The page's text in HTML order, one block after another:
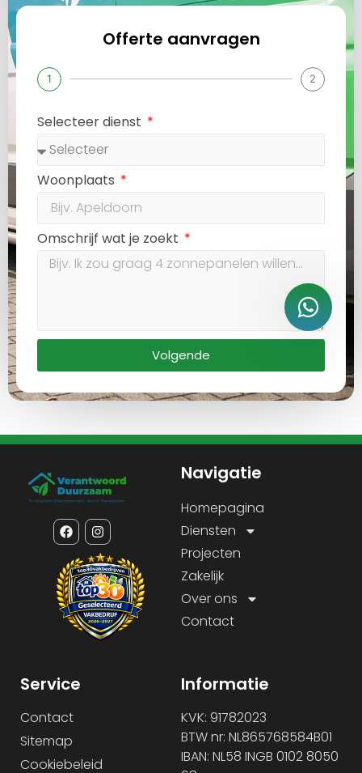
Offerte aanvragen
1 2
Selecteer dienst
Woonplaats
Omschrijf wat je zoekt
Volgende
Navigatie
Homepagina
Diensten
Projecten
Zakelijk
Over ons
Contact
Service
Contact
Sitemap
Cookiebeleid
Informatie
KVK: 91782023
BTW nr: NL865768584B01
IBAN: NL58 INGB 0102 8050